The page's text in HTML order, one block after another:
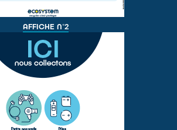
AFFICHE N°2